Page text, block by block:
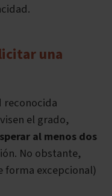
una
reconocida
el grado,
al menos dos
No obstante,
forma excepcional)